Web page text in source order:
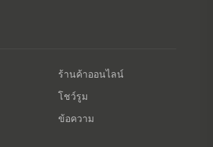
ร้านค้าออนไลน์
โชว์รูม
ข้อความ